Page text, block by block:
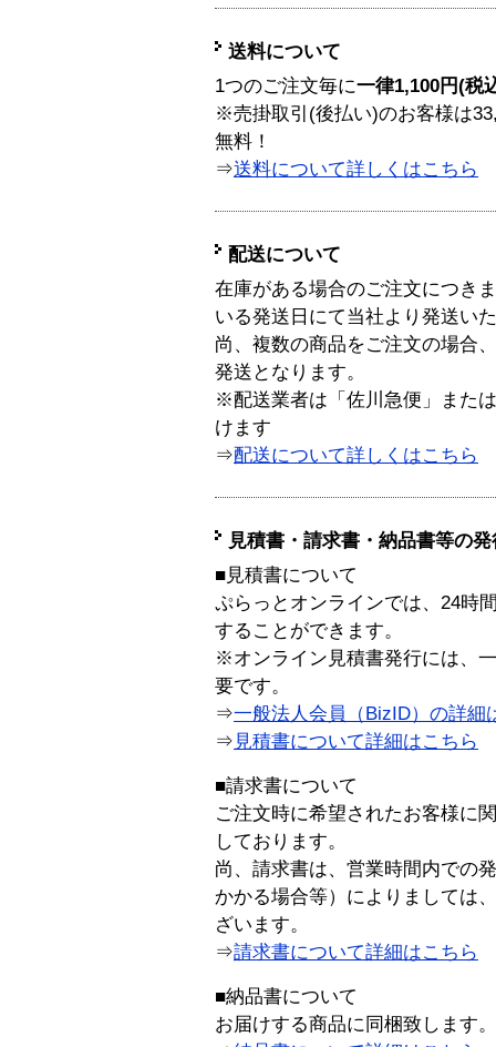
送料について
1つのご注文毎に一律1,100円(税
※売掛取引(後払い)のお客様は
無料！
⇒送料について詳しくはこちら
配送について
在庫がある場合のご注文につき
いる発送日にて当社より発送い
尚、複数の商品をご注文の場合
発送となります。
※配送業者は「佐川急便」また
けます
⇒配送について詳しくはこちら
見積書・請求書・納品書等の
■見積書について
ぷらっとオンラインでは、24時
することができます。
※オンライン見積書発行には、
要です。
⇒一般法人会員（BizID）の詳細
⇒ 見積書について詳細はこちら
■請求書について
ご注文時に希望されたお客様に
しております。
尚、請求書は、営業時間内での
かかる場合等）によりましては
ざいます。
⇒請求書について詳細はこちら
■納品書について
お届けする商品に同梱致します。